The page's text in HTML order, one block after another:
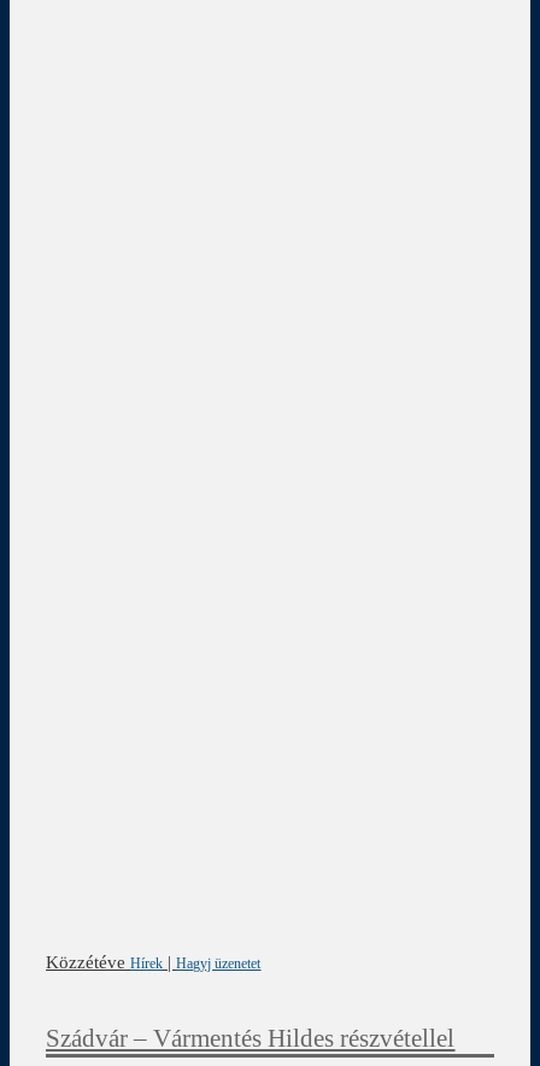
Közzétéve Hírek |Hagyj üzenetet
Szádvár – Vármentés Hildes részvétellel